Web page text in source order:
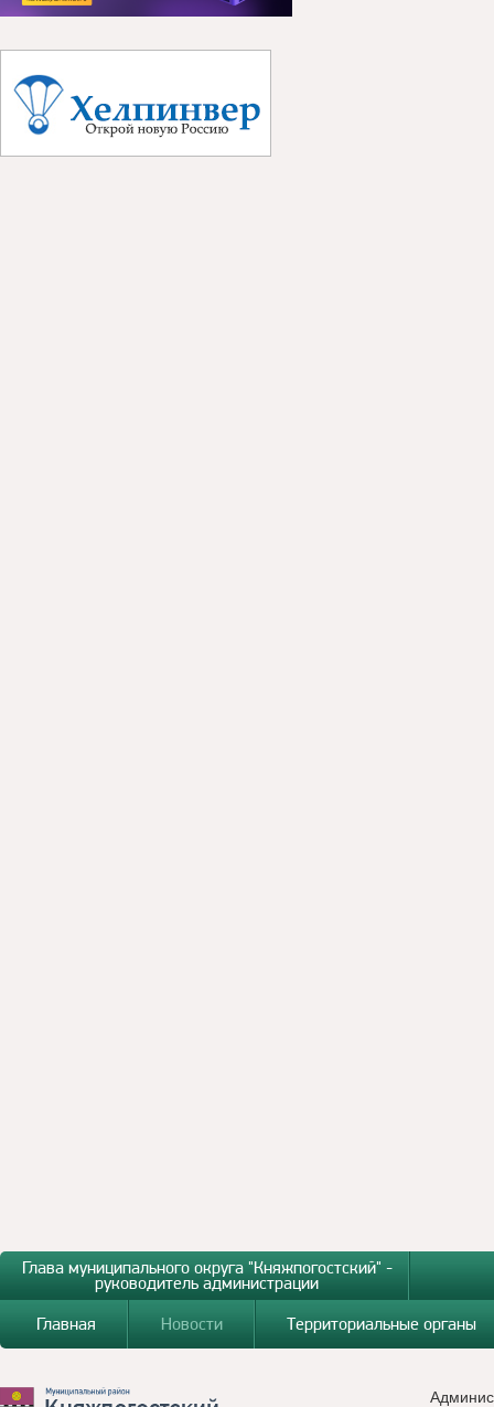
Глава муниципального округа "Княжпогостский" -
руководитель администрации
Главная
Новости Территориальные органы